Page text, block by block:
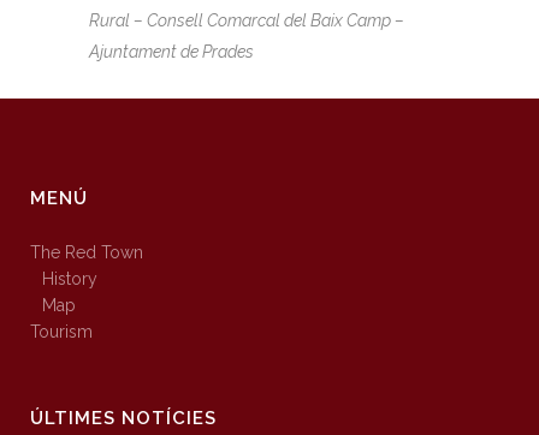
Rural – Consell Comarcal del Baix Camp –
Ajuntament de Prades
MENÚ
The Red Town
History
Map
Tourism
ÚLTIMES NOTÍCIES